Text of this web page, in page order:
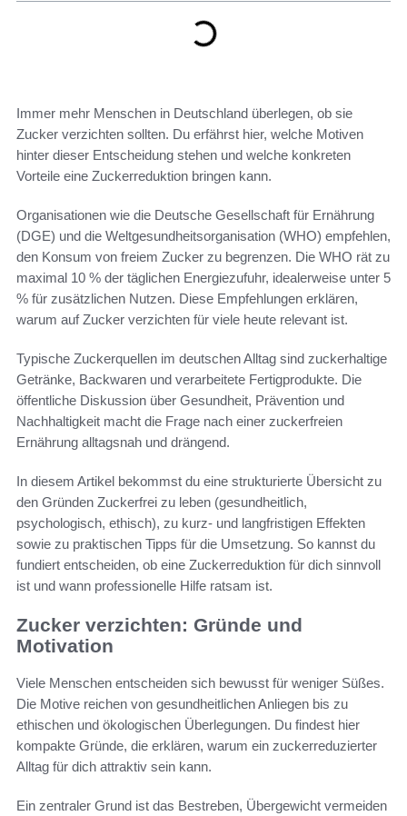
Immer mehr Menschen in Deutschland überlegen, ob sie
Zucker verzichten sollten. Du erfährst hier, welche Motiven
hinter dieser Entscheidung stehen und welche konkreten
Vorteile eine Zuckerreduktion bringen kann.
Organisationen wie die Deutsche Gesellschaft für Ernährung
(DGE) und die Weltgesundheitsorganisation (WHO) empfehlen,
den Konsum von freiem Zucker zu begrenzen. Die WHO rät zu
maximal 10 % der täglichen Energiezufuhr, idealerweise unter 5
% für zusätzlichen Nutzen. Diese Empfehlungen erklären,
warum auf Zucker verzichten für viele heute relevant ist.
Typische Zuckerquellen im deutschen Alltag sind zuckerhaltige
Getränke, Backwaren und verarbeitete Fertigprodukte. Die
öffentliche Diskussion über Gesundheit, Prävention und
Nachhaltigkeit macht die Frage nach einer zuckerfreien
Ernährung alltagsnah und drängend.
In diesem Artikel bekommst du eine strukturierte Übersicht zu
den Gründen Zuckerfrei zu leben (gesundheitlich,
psychologisch, ethisch), zu kurz- und langfristigen Effekten
sowie zu praktischen Tipps für die Umsetzung. So kannst du
fundiert entscheiden, ob eine Zuckerreduktion für dich sinnvoll
ist und wann professionelle Hilfe ratsam ist.
Zucker verzichten: Gründe und
Motivation
Viele Menschen entscheiden sich bewusst für weniger Süßes.
Die Motive reichen von gesundheitlichen Anliegen bis zu
ethischen und ökologischen Überlegungen. Du findest hier
kompakte Gründe, die erklären, warum ein zuckerreduzierter
Alltag für dich attraktiv sein kann.
Ein zentraler Grund ist das Bestreben, Übergewicht vermeiden